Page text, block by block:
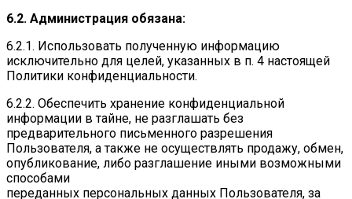
6.2. Администрация обязана:
6.2.1. Использовать полученную информацию
исключительно для целей, указанных в п. 4 настоящей
Политики конфиденциальности.
6.2.2. Обеспечить хранение конфиденциальной
информации в тайне, не разглашать без
предварительного письменного разрешения
Пользователя, а также не осуществлять продажу, обмен,
опубликование, либо разглашение иными возможными
способами
переданных персональных данных Пользователя, за